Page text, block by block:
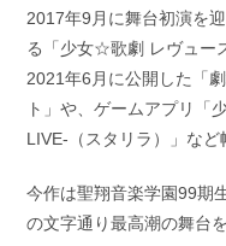
2017年9月に舞台初演を
る「少女☆歌劇 レヴュー
2021年6月に公開した「
ト」や、ゲームアプリ「
LIVE-（スタリラ）」など
今作は聖翔音楽学園99期
の文字通り最高潮の舞台